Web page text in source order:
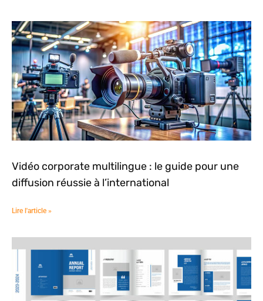
Vidéo corporate multilingue : le guide pour une
diffusion réussie à l’international
Lire l'article »